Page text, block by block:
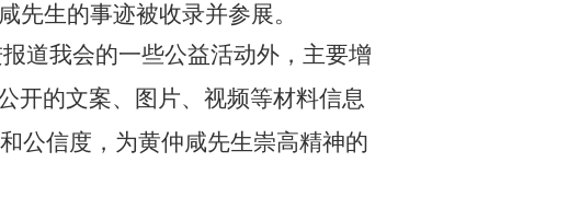
先生的事迹被收录并参展。
道我会的一些公益活动外，主要增
开的文案、图片、视频等材料信息
公信度，为黄仲咸先生崇高精神的